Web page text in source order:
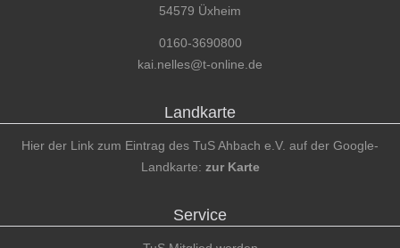
54579 Üxheim
0160-3690800
kai.nelles@t-online.de
Landkarte
Hier der Link zum Eintrag des TuS Ahbach e.V. auf der Google-
Landkarte: zur Karte
Service